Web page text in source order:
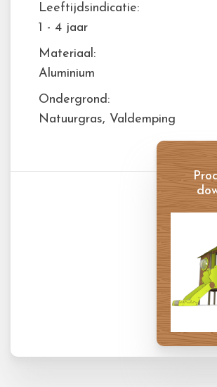
Leeftijdsindicatie:
1 - 4 jaar
Materiaal:
Aluminium
Ondergrond:
Natuurgras, Valdemping